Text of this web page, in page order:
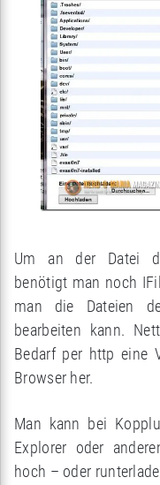
Um an der Datei
benötigt man noch
man die Dateien
bearbeiten kann.
Bedarf per http eine
Browser her.
Man kann bei
Explorer oder
hoch – oder